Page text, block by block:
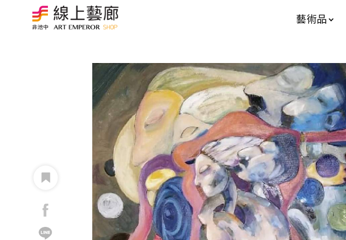
藝術品